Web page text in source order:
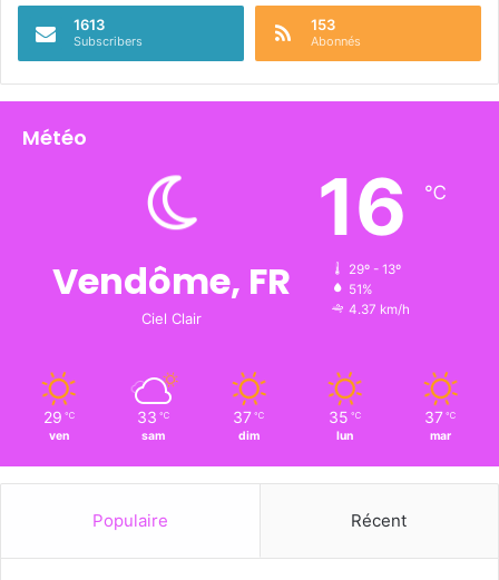
1613
Subscribers
153
Abonnés
Météo
Vendôme, FR
Ciel Clair
16 ℃
29º - 13º
51%
4.37 km/h
29 ℃
ven
33 ℃
sam
37 ℃
dim
35 ℃
lun
37 ℃
mar
Populaire Récent